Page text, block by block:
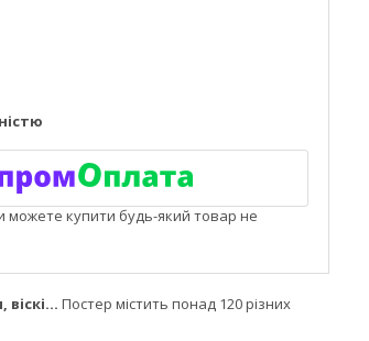
можете купити будь-який товар не
Постер містить понад 120 різних